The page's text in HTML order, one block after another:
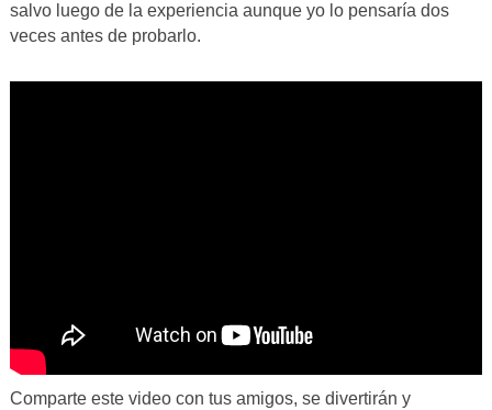
salvo luego de la experiencia aunque yo lo pensaría dos
veces antes de probarlo.
Comparte este video con tus amigos, se divertirán y